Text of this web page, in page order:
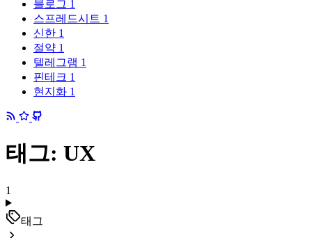
블로그 1
스프레드시트 1
신한 1
절약 1
텔레그램 1
핀테크 1
현지화 1
태그: UX
1
태그